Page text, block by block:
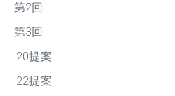
第2回
第3回
'20提案
'22提案